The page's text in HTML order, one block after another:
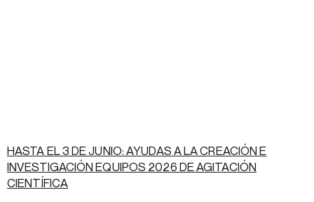
HASTA EL 3 DE JUNIO: AYUDAS A LA CREACIÓN E
INVESTIGACIÓN EQUIPOS 2026 DE AGITACIÓN
CIENTÍFICA